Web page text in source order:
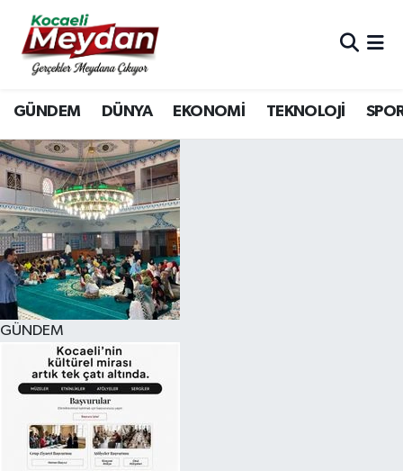
GÜNDEM DÜNYA EKONOMİ TEKNOLOJİ
GÜNDEM
Nöbetçi Eczaneler
Hava Durumu
Trafik Durumu
Süper Lig Puan Durumu ve Fikstür
Tüm Manşetler
Son Dakika Haberleri
Haber Arşivi